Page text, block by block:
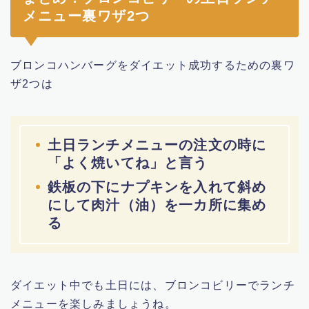
メニュー裏ワザ2つ
ブロンコハンバーグをダイエット成功するための裏ワ
ザ2つは
土日ランチメニューの注文の時に
「よく焼いてね」と言う
鉄板の下にナプキンを入れて斜め
にして肉汁（油）を一カ所に集め
る
ダイエット中でも土日には、ブロンコビリーでランチ
メニューを楽しみましょうね。